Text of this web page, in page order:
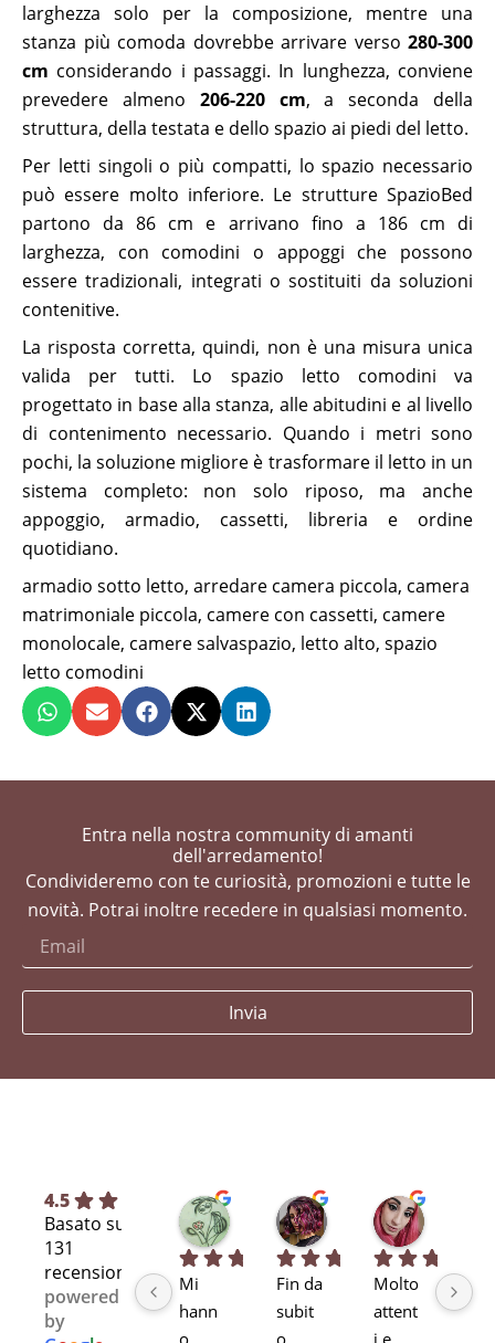
larghezza solo per la composizione, mentre una
stanza più comoda dovrebbe arrivare verso 280-300
cm considerando i passaggi. In lunghezza, conviene
prevedere almeno 206-220 cm, a seconda della
struttura, della testata e dello spazio ai piedi del letto.
Per letti singoli o più compatti, lo spazio necessario
può essere molto inferiore. Le strutture SpazioBed
partono da 86 cm e arrivano fino a 186 cm di
larghezza, con comodini o appoggi che possono
essere tradizionali, integrati o sostituiti da soluzioni
contenitive.
La risposta corretta, quindi, non è una misura unica
valida per tutti. Lo spazio letto comodini va
progettato in base alla stanza, alle abitudini e al livello
di contenimento necessario. Quando i metri sono
pochi, la soluzione migliore è trasformare il letto in un
sistema completo: non solo riposo, ma anche
appoggio, armadio, cassetti, libreria e ordine
quotidiano.
armadio sotto letto, arredare camera piccola, camera
matrimoniale piccola, camere con cassetti, camere
monolocale, camere salvaspazio, letto alto, spazio
letto comodini
Entra nella nostra community di amanti
dell'arredamento!
Condivideremo con te curiosità, promozioni e tutte le
novità. Potrai inoltre recedere in qualsiasi momento.
Invia
4.5
Basato su
131
recensioni
powered
by
Silvia L.
7 mesi fa
Mi
hann
o
selene T.
7 mesi fa
Fin da
subit
o
Selene
Molto
attent
i e